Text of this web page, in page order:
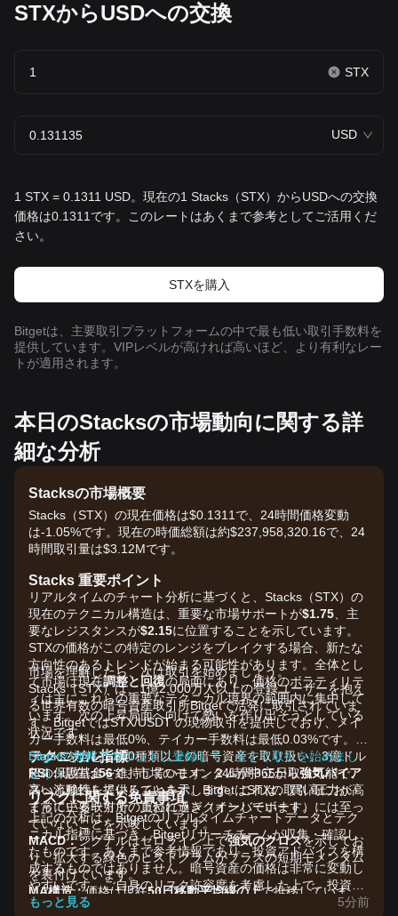
STXからUSDへの交換
STX
USD
1 STX = 0.1311 USD。現在の1 Stacks（STX）からUSDへの交換
価格は0.1311です。このレートはあくまで参考としてご活用くだ
さい。
STXを‌購入
Bitgetは、主要取引プラットフォームの中で最も低い取引手数料を
提供しています。VIPレベルが高ければ高いほど、より有利なレー
トが適用されます。
本日のStacksの市場動向に関する詳
細な分析
Stacksの市場概要
Stacks（STX）の現在価格は$0.1311で、24時間価格変動
は-1.05%です。現在の時価総額は約$237,958,320.16で、24
時間取引量は$3.12Mです。
Stacks 重要ポイント
リアルタイムのチャート分析に基づくと、Stacks（STX）の
現在のテクニカル構造は、重要な市場サポートが$1.75 、主
要なレジスタンスが$2.15に位置することを示しています。
STXの価格がこの特定のレンジをブレイクする場合、新たな
方向性のあるトレンドが始まる可能性があります。全体とし
て市場は現在調整と回復の局面にあり、価格のボラティリテ
ィは主にこれらの重要なテクニカル境界の範囲内に集中して
います。次の上昇局面へ向けて勢いを作り出そうとしている
状況です。
テクニカル指標
RSI：現在は56で、市場のモメンタムが中立から強気バイア
スへと移行していることを示します。これは、買い圧力が高
まっている一方で、買われ過ぎ（オーバーボート）には至っ
ていないことを示唆しています。
MACD：シグナルはゼロライン上で強気のクロスを示してお
り、拡大する緑色のヒストグラムがプラスの短期モメンタム
を裏付けています。
MA構造：価格は現在50日移動平均線の上で推移していま
す。これは中期トレンドがポジティブに転じていることを意
市場を理解したら、次は取引を始めましょう。
Stacks（STX）は、1億2,000万人以上の登録ユーザーを抱え
る世界有数の暗号資産取引所Bitgetで活発に取引されていま
す。BitgetではSTX/USDT の現物取引を提供しており、メイ
カー手数料は最低0%、テイカー手数料は最低0.03%です。
Stacksを含む1,300種類以上の暗号資産を取り扱い、3億ドル
超の保護基金を維持しています。24時間365日取引可能で、
高い流動性を提供しています。BitgetはSTXの取引高におい
て常に主要取引所の上位にランクインしています。
Bitgetの無料アカウントに登録して、今すぐ取引を始めまし
ょう！
リスクに関する免責事項
上記の分析は、Bitgetのリアルタイムチャートデータとテク
ニカル指標に基づき、Bitgetリサーチチームが収集・確認し
たものです。あくまで参考情報であり、投資アドバイスを構
成するものではありません。暗号資産の価格は非常に変動し
やすいです。ご自身のリスク許容度を考慮した上で、投資判
断を行ってください。
もっと見る 5分前